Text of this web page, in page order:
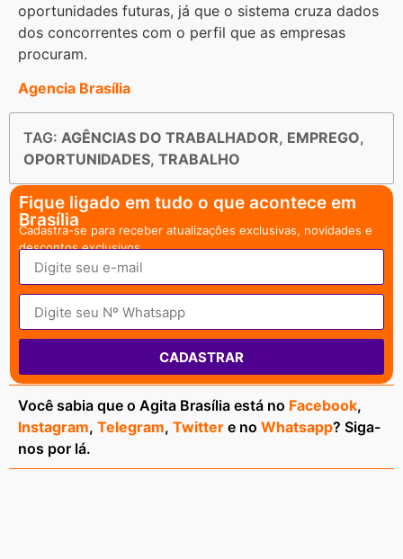
oportunidades futuras, já que o sistema cruza dados
dos concorrentes com o perfil que as empresas
procuram.
Agencia Brasília
TAG: AGÊNCIAS DO TRABALHADOR, EMPREGO,
OPORTUNIDADES, TRABALHO
Fique ligado em tudo o que acontece em
Brasília
Cadastra-se para receber atualizações exclusivas, novidades e
descontos exclusivos.
CADASTRAR
Você sabia que o Agita Brasília está no Facebook,
Instagram, Telegram, Twitter e no Whatsapp? Siga-
nos por lá.